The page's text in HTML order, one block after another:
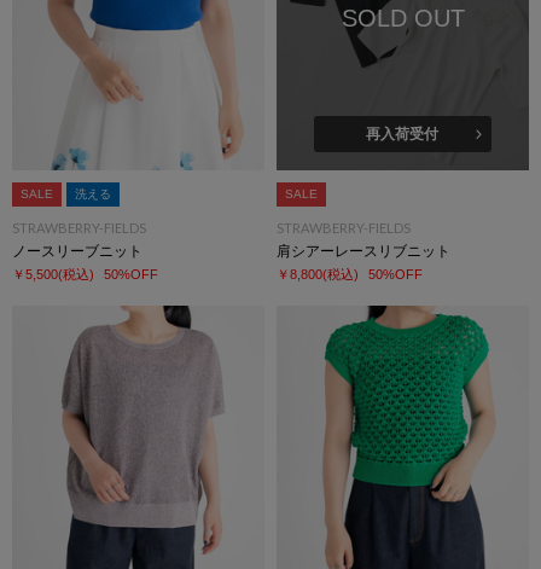
SALE 洗える
STRAWBERRY-FIELDS
ノースリーブニット
￥5,500(税込) 50%OFF
SOLD OUT
再入荷受付
SALE
STRAWBERRY-FIELDS
肩シアーレースリブニット
￥8,800(税込) 50%OFF